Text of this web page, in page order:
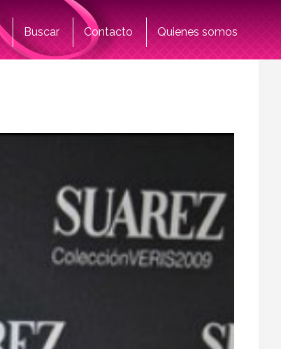
Buscar Contacto Quienes somos